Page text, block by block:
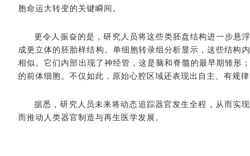
胞命运大转变的关键瞬间。
更令人振奋的是，研究人员将这些类胚盘结构进一步悬
成更立体的胚胎样结构。单细胞转录组分析显示，这些结构
相似。它们内部出现了神经管，这是脑和脊髓的最早期雏形
的前体细胞。不仅如此，原始心腔区域还表现出自主、有规
据悉，研究人员未来将动态追踪器官发生全程，从而实
而推动人类器官制造与再生医学发展。